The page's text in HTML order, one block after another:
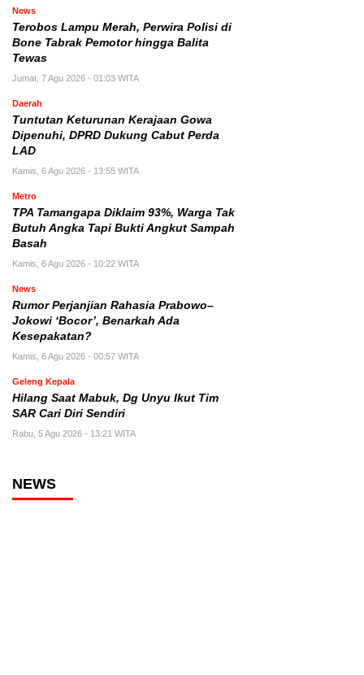
News
Terobos Lampu Merah, Perwira Polisi di
Bone Tabrak Pemotor hingga Balita
Tewas
Jumat, 7 Agu 2026 - 01:03 WITA
Daerah
Tuntutan Keturunan Kerajaan Gowa
Dipenuhi, DPRD Dukung Cabut Perda
LAD
Kamis, 6 Agu 2026 - 13:55 WITA
Metro
TPA Tamangapa Diklaim 93%, Warga Tak
Butuh Angka Tapi Bukti Angkut Sampah
Basah
Kamis, 6 Agu 2026 - 10:22 WITA
News
Rumor Perjanjian Rahasia Prabowo–
Jokowi ‘Bocor’, Benarkah Ada
Kesepakatan?
Kamis, 6 Agu 2026 - 00:57 WITA
Geleng Kepala
Hilang Saat Mabuk, Dg Unyu Ikut Tim
SAR Cari Diri Sendiri
Rabu, 5 Agu 2026 - 13:21 WITA
NEWS